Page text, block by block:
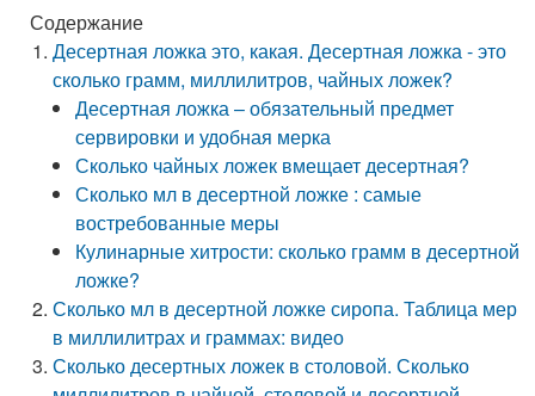
Содержание
Десертная ложка это, какая. Десертная ложка - это
сколько грамм, миллилитров, чайных ложек?
Десертная ложка – обязательный предмет
сервировки и удобная мерка
Сколько чайных ложек вмещает десертная?
Сколько мл в десертной ложке : самые
востребованные меры
Кулинарные хитрости: сколько грамм в десертной
ложке?
Сколько мл в десертной ложке сиропа. Таблица мер
в миллилитрах и граммах: видео
Сколько десертных ложек в столовой. Сколько